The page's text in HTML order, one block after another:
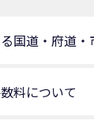
国道・府道
料について